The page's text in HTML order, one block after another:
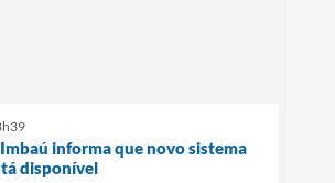
informa que novo sistema
disponível